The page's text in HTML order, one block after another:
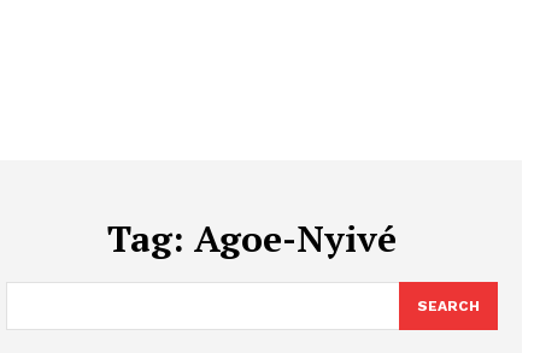
Tag: Agoe-Nyivé
SEARCH